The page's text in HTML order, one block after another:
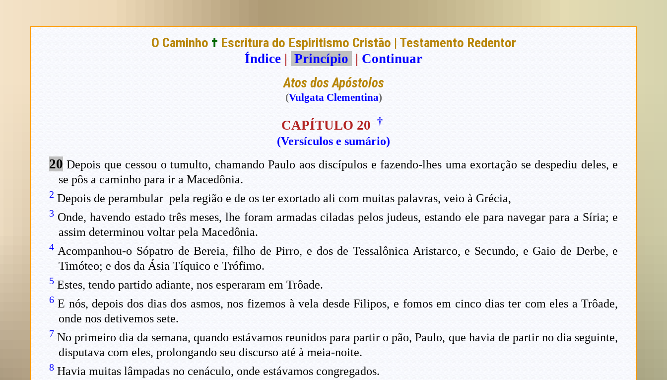
O Caminho † Escritura do Espiritismo Cristão | Testamento Redentor
Índice | Princípio | Continuar
Atos dos Apóstolos
(Vulgata Clementina)
CAPÍTULO 20 †
(Versículos e sumário)
20 Depois que cessou o tumulto, chamando Paulo aos discípulos e fazendo-lhes uma exortação se despediu deles, e
se pôs a caminho para ir a Macedônia.
2 Depois de perambular pela região e de os ter exortado ali com muitas palavras, veio à Grécia,
3Onde, havendo estado três meses, lhe foram armadas ciladas pelos judeus, estando ele para navegar para a Síria; e
assim determinou voltar pela Macedônia.
4Acompanhou-o Sópatro de Bereia, filho de Pirro, e dos de Tessalônica Aristarco, e Secundo, e Gaio de Derbe, e
Timóteo; e dos da Ásia Tíquico e Trófimo.
5Estes, tendo partido adiante, nos esperaram em Trôade.
6E nós, depois dos dias dos asmos, nos fizemos à vela desde Filipos, e fomos em cinco dias ter com eles a Trôade,
onde nos detivemos sete.
7 No primeiro dia da semana, quando estávamos reunidos para partir o pão, Paulo, que havia de partir no dia seguinte,
disputava com eles, prolongando seu discurso até à meia-noite.
8Havia muitas lâmpadas no cenáculo, onde estávamos congregados.